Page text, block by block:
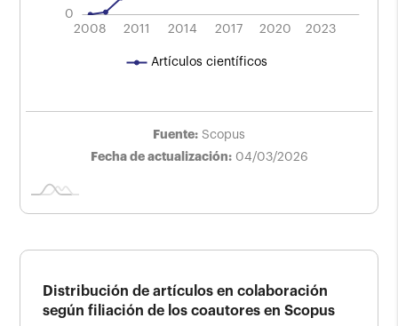
0
L
2008 2011 2014 2017 2020 2023
Artículos científicos
Fuente: Scopus
Fecha de actualización: 04/03/2026
Distribución de artículos en colaboración
según filiación de los coautores en Scopus